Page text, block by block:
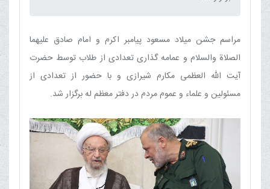
مراسم جشن میلاد مسعود پیامبر اکرم و امام صادق علیهما
الصلاة والسلام و عمامه گذاری تعدادی از طلاب توسط حضرت
آیت الله العظمی مکارم شیرازی و با حضور از تعدادی از
مسئولین و علماء و عموم مردم در دفتر معظم له برگزار شد.